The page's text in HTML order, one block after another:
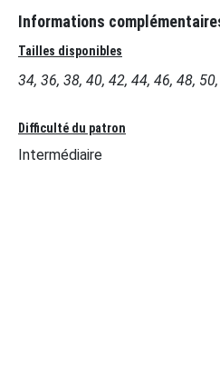
Informations
Tailles disponibles
34, 36, 38, 40, 42, 44, 46, 48,
Difficulté du patron
Intermédiaire